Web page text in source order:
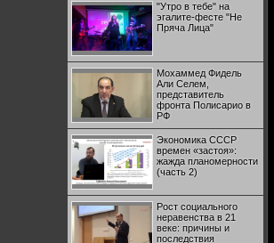
"Утро в тебе" на
эгалите-фесте "Не
Пряча Лица"
Мохаммед Фидель
Али Селем,
представитель
фронта Полисарио в
РФ
Экономика СССР
времен «застоя»:
жажда планомерности
(часть 2)
Рост социального
неравенства в 21
веке: причины и
последствия